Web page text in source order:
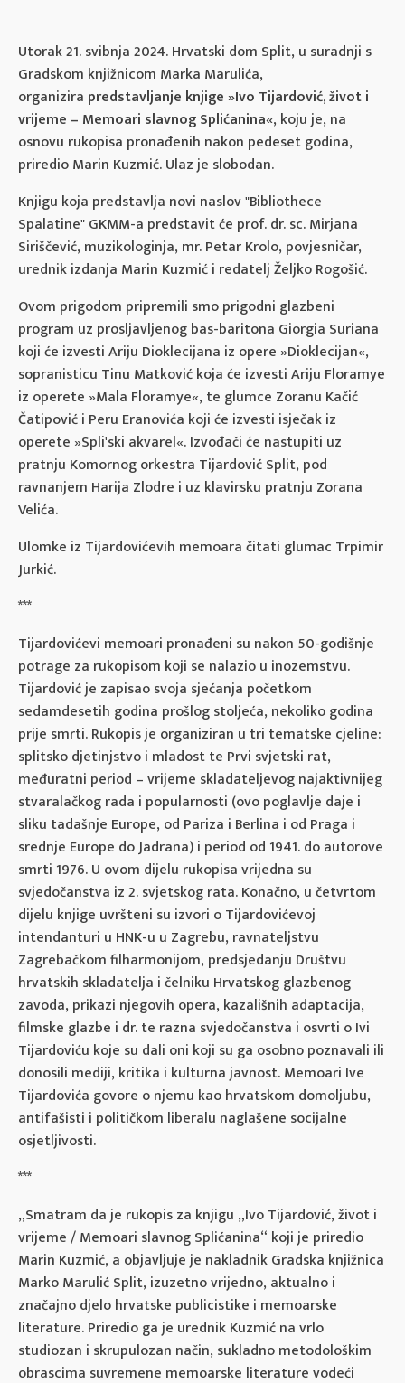
Utorak 21. svibnja 2024. Hrvatski dom Split, u suradnji s
Gradskom knjižnicom Marka Marulića,
organizira predstavljanje knjige »Ivo Tijardović, život i
vrijeme – Memoari slavnog Splićanina«, koju je, na
osnovu rukopisa pronađenih nakon pedeset godina,
priredio Marin Kuzmić. Ulaz je slobodan.
Knjigu koja predstavlja novi naslov "Bibliothece
Spalatine" GKMM-a predstavit će prof. dr. sc. Mirjana
Siriščević, muzikologinja, mr. Petar Krolo, povjesničar,
urednik izdanja Marin Kuzmić i redatelj Željko Rogošić.
Ovom prigodom pripremili smo prigodni glazbeni
program uz prosljavljenog bas-baritona Giorgia Suriana
koji će izvesti Ariju Dioklecijana iz opere »Dioklecijan«,
sopranisticu Tinu Matković koja će izvesti Ariju Floramye
iz operete »Mala Floramye«, te glumce Zoranu Kačić
Čatipović i Peru Eranovića koji će izvesti isječak iz
operete »Spli'ski akvarel«. Izvođači će nastupiti uz
pratnju Komornog orkestra Tijardović Split, pod
ravnanjem Harija Zlodre i uz klavirsku pratnju Zorana
Velića.
Ulomke iz Tijardovićevih memoara čitati glumac Trpimir
Jurkić.
***
Tijardovićevi memoari pronađeni su nakon 50-godišnje
potrage za rukopisom koji se nalazio u inozemstvu.
Tijardović je zapisao svoja sjećanja početkom
sedamdesetih godina prošlog stoljeća, nekoliko godina
prije smrti. Rukopis je organiziran u tri tematske cjeline:
splitsko djetinjstvo i mladost te Prvi svjetski rat,
međuratni period – vrijeme skladateljevog najaktivnijeg
stvaralačkog rada i popularnosti (ovo poglavlje daje i
sliku tadašnje Europe, od Pariza i Berlina i od Praga i
srednje Europe do Jadrana) i period od 1941. do autorove
smrti 1976. U ovom dijelu rukopisa vrijedna su
svjedočanstva iz 2. svjetskog rata. Konačno, u četvrtom
dijelu knjige uvršteni su izvori o Tijardovićevoj
intendanturi u HNK-u u Zagrebu, ravnateljstvu
Zagrebačkom filharmonijom, predsjedanju Društvu
hrvatskih skladatelja i čelniku Hrvatskog glazbenog
zavoda, prikazi njegovih opera, kazališnih adaptacija,
filmske glazbe i dr. te razna svjedočanstva i osvrti o Ivi
Tijardoviću koje su dali oni koji su ga osobno poznavali ili
donosili mediji, kritika i kulturna javnost. Memoari Ive
Tijardovića govore o njemu kao hrvatskom domoljubu,
antifašisti i političkom liberalu naglašene socijalne
osjetljivosti.
***
„Smatram da je rukopis za knjigu „Ivo Tijardović, život i
vrijeme / Memoari slavnog Splićanina“ koji je priredio
Marin Kuzmić, a objavljuje je nakladnik Gradska knjižnica
Marko Marulić Split, izuzetno vrijedno, aktualno i
značajno djelo hrvatske publicistike i memoarske
literature. Priredio ga je urednik Kuzmić na vrlo
studiozan i skrupulozan način, sukladno metodološkim
obrascima suvremene memoarske literature vodeći